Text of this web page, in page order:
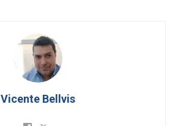
Vicente Bellvis